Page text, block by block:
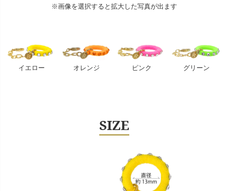
※画像を選択すると拡大した写真が出ます
イエロー オレンジ ピンク グリーン
SIZE